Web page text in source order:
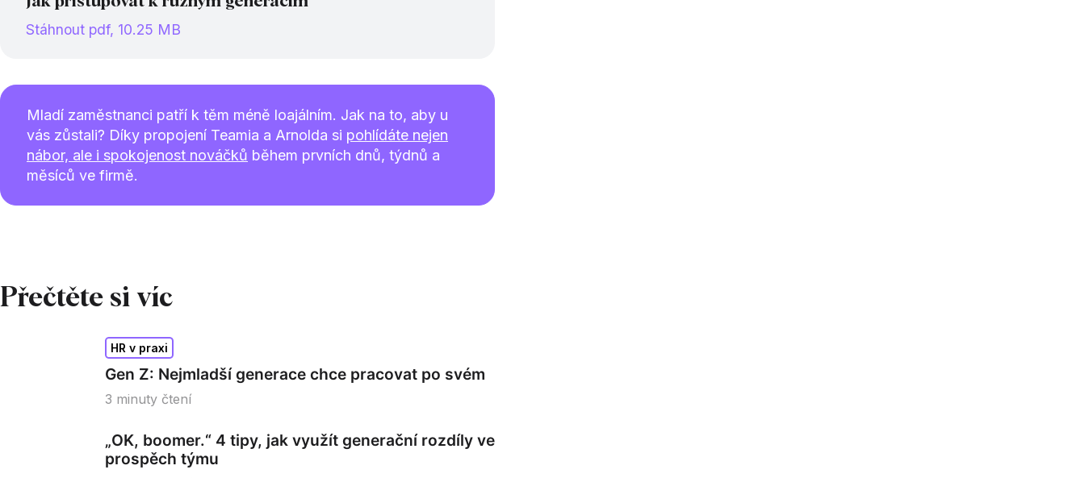
Stáhnout pdf, 10.25 MB
Mladí zaměstnanci patří k těm méně loajálním. Jak na to, aby u
vás zůstali? Díky propojení Teamia a Arnolda si pohlídáte nejen
nábor, ale i spokojenost nováčků během prvních dnů, týdnů a
měsíců ve firmě.
Přečtěte si víc
HR v praxi
Gen Z: Nejmladší generace chce pracovat po svém
3 minuty čtení
„OK, boomer.“ 4 tipy, jak využít generační rozdíly ve
prospěch týmu